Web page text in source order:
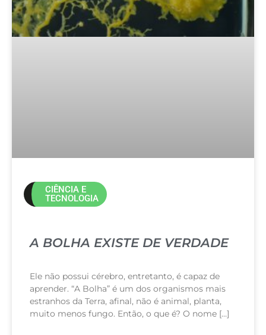
CIÊNCIA E
TECNOLOGIA
A BOLHA EXISTE DE VERDADE
Ele não possui cérebro, entretanto, é capaz de
aprender. “A Bolha” é um dos organismos mais
estranhos da Terra, afinal, não é animal, planta,
muito menos fungo. Então, o que é? O nome […]